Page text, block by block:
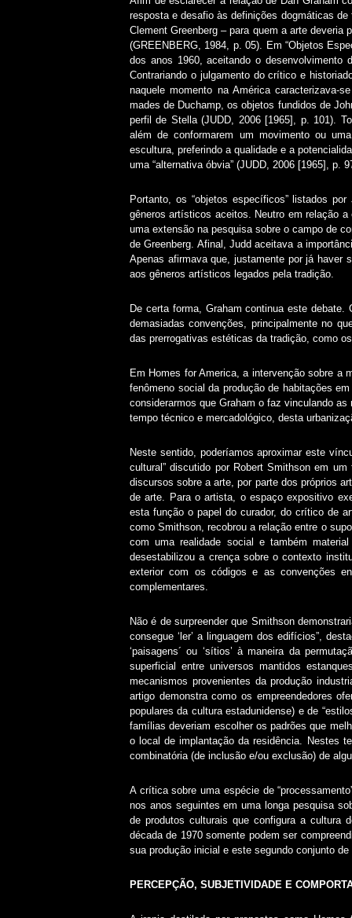
resposta e desafio às definições dogmáticas
Clement Greenberg – para quem a arte
(GREENBERG, 1984, p. 05). Em “Objetos
dos anos 1960, aceitando o desenvolvimento
Contrariando o julgamento do crítico e
naquele momento na América caracterizava-
mades de Duchamp, os objetos fundidos de
perfil de Stella (JUDD, 2006 [1965], p. 101).
além de conformarem um movimento ou
escultura, preferindo a qualidade e a
uma “alternativa óbvia” (JUDD, 2006 [1965], p.
Portanto, os “objetos específicos” listados
gêneros artísticos aceitos. Neutro em relação
uma extensão na pesquisa sobre o campo de
de Greenberg. Afinal, Judd aceitava a
Apenas afirmava que, justamente por já haver
aos gêneros artísticos legados pela tradição.
De certa forma, Graham continua este
demasiadas convenções, principalmente no
das prerrogativas estéticas da tradição, como
Em Homes for America, a intervenção sobre a
fenômeno social da produção de habitações
considerarmos que Graham o faz vinculando
tempo técnico e mercadológico, desta
Neste sentido, poderíamos aproximar este
cultural” discutido por Robert Smithson em
discursos sobre a arte, por parte dos próprios
de arte. Para o artista, o espaço expositivo
esta função o papel do curador, do crítico de
como Smithson, recobrou a relação entre o
com uma realidade social e também
desestabilizou a crença sobre o contexto
exterior com os códigos e as convenções
complementares.
Não é de surpreender que Smithson
consegue ‘ler’ a linguagem dos edifícios”,
‘paisagens´ ou ‘sítios’ à maneira da
superficial entre universos mantidos
mecanismos provenientes da produção
artigo demonstra como os empreendedores
populares da cultura estadunidense) e de
famílias deveriam escolher os padrões que
o local de implantação da residência. Nestes
combinatória (de inclusão e/ou exclusão) de
A crítica sobre uma espécie de
nos anos seguintes em uma longa pesquisa
de produtos culturais que configura a cultura
década de 1970 somente podem ser
sua produção inicial e este segundo conjunto
PERCEPÇÃO, SUBJETIVIDADE E